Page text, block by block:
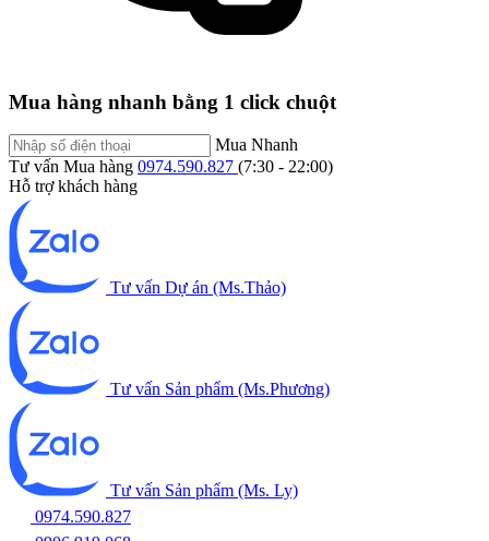
Mua hàng nhanh bằng 1 click chuột
Mua Nhanh
Tư vấn Mua hàng 0974.590.827 (7:30 - 22:00)
Hỗ trợ khách hàng
Tư vấn Dự án (Ms.Thảo)
Tư vấn Sản phẩm (Ms.Phương)
Tư vấn Sản phẩm (Ms. Ly)
0974.590.827